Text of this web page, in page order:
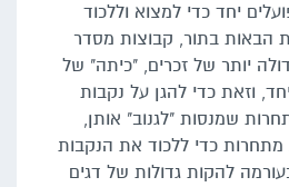
יחד כדי למצוא וללכוד
הבאות בתור, קבוצות מסדר
יותר של זכרים, "כיתה" של
יחד, וזאת כדי להגן על נקבות
שמנסות "לגנוב" אותן,
כדי ללכוד את הנקבות
להקות גדולות של דגים